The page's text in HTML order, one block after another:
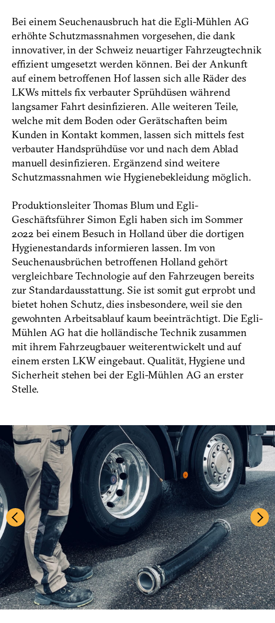
Bei einem Seuchenausbruch hat die Egli-Mühlen AG
erhöhte Schutzmassnahmen vorgesehen, die dank
innovativer, in der Schweiz neuartiger Fahrzeugtechnik
effizient umgesetzt werden können. Bei der Ankunft
auf einem betroffenen Hof lassen sich alle Räder des
LKWs mittels fix verbauter Sprühdüsen während
langsamer Fahrt desinfizieren. Alle weiteren Teile,
welche mit dem Boden oder Gerätschaften beim
Kunden in Kontakt kommen, lassen sich mittels fest
verbauter Handsprühdüse vor und nach dem Ablad
manuell desinfizieren. Ergänzend sind weitere
Schutzmassnahmen wie Hygienebekleidung möglich.
Produktionsleiter Thomas Blum und Egli-
Geschäftsführer Simon Egli haben sich im Sommer
2022 bei einem Besuch in Holland über die dortigen
Hygienestandards informieren lassen. Im von
Seuchenausbrüchen betroffenen Holland gehört
vergleichbare Technologie auf den Fahrzeugen bereits
zur Standardausstattung. Sie ist somit gut erprobt und
bietet hohen Schutz, dies insbesondere, weil sie den
gewohnten Arbeitsablauf kaum beeinträchtigt. Die Egli-
Mühlen AG hat die holländische Technik zusammen
mit ihrem Fahrzeugbauer weiterentwickelt und auf
einem ersten LKW eingebaut. Qualität, Hygiene und
Sicherheit stehen bei der Egli-Mühlen AG an erster
Stelle.